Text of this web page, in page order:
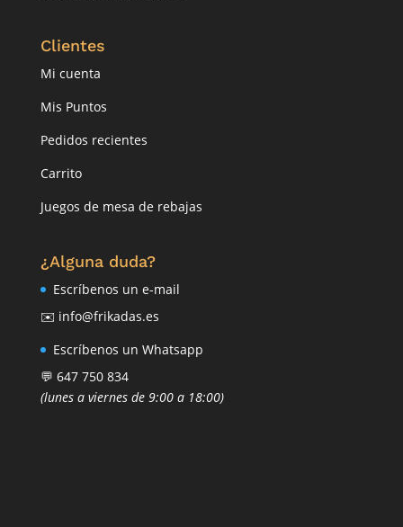
Clientes
Mi cuenta
Mis Puntos
Pedidos recientes
Carrito
Juegos de mesa de rebajas
¿Alguna duda?
Escríbenos un e-mail
✉️ info@frikadas.es
Escríbenos un Whatsapp
💬 647 750 834
(lunes a viernes de 9:00 a 18:00)